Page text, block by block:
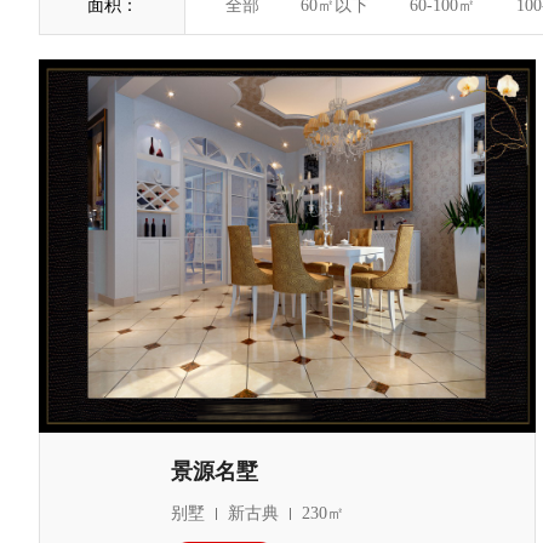
面积： 全部 60㎡以下 60-100㎡
2240
景源名墅
别墅 新古典 230㎡